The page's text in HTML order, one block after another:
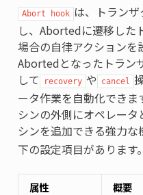
Abort hook は、トラン
し、Abortedに遷移した
場合の自律アクションを
Abortedとなったトラン
して
recovery や cancel
ータ作業を自動化でき
シンの外側にオペレー
シンを追加できる強力な
下の設定項目があります。
属性 概要